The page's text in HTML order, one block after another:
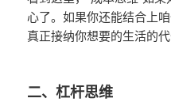
心了。如果你还能结合上
真正接纳你想要的生活的
二、杠杆思维